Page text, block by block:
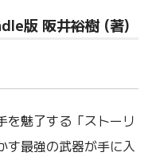
版 阪井裕樹 (著)
を魅了する「ストーリ
す最強の武器が手に入